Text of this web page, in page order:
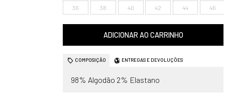
36 38 40 42 44 46
ADICIONAR AO CARRINHO
COMPOSIÇÃO ENTREGAS E DEVOLUÇÕES
98% Algodão 2% Elastano